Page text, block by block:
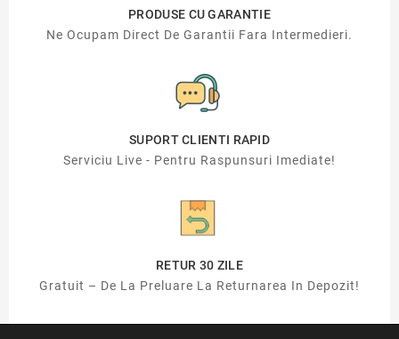
PRODUSE CU GARANTIE
Ne Ocupam Direct De Garantii Fara Intermedieri.
SUPORT CLIENTI RAPID
Serviciu Live - Pentru Raspunsuri Imediate!
RETUR 30 ZILE
Gratuit – De La Preluare La Returnarea In Depozit!